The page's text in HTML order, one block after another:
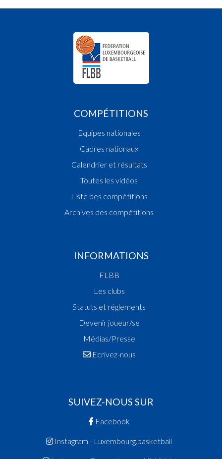
COMPÉTITIONS
Equipes nationales
Cadres nationaux
Calendrier et résultats
Toutes les vidéos
Liste des compétitions
Archives des compétitions
INFORMATIONS
FLBB
Les clubs
Statuts et réglements
Devenir joueur/se
Médias/Presse
Ecrivez-nous
SUIVEZ-NOUS SUR
Facebook
Instagram - Luxembourg.basketball